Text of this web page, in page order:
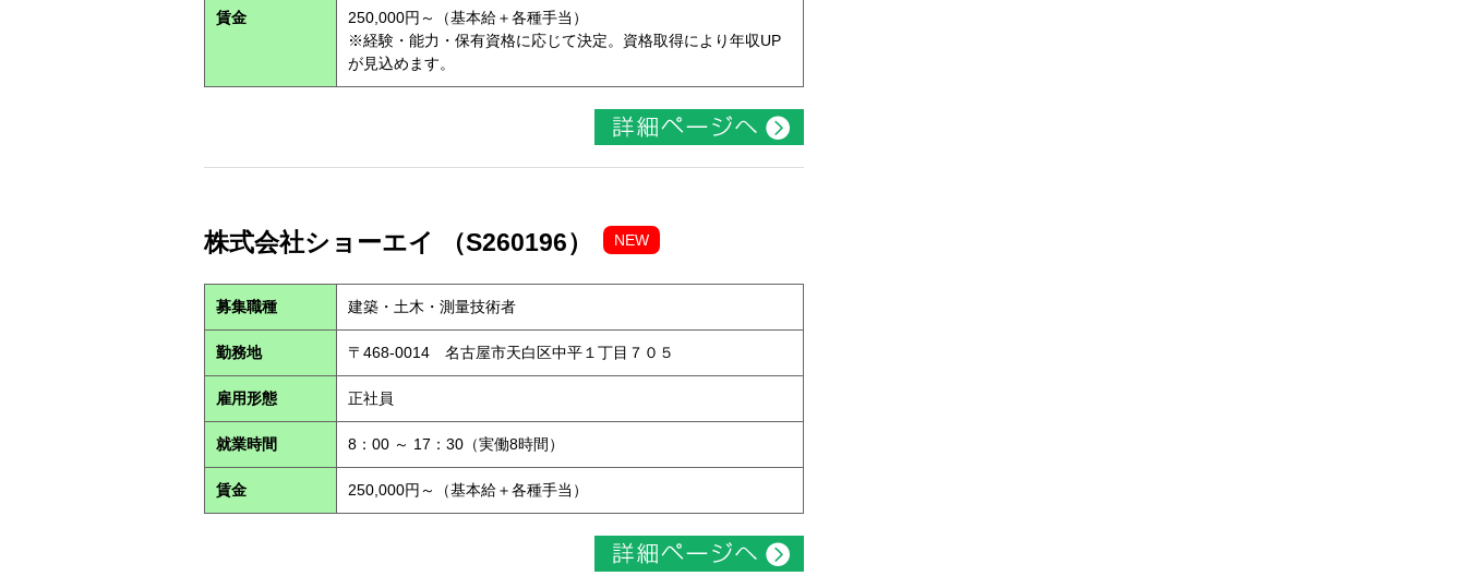
賃金
250,000円～（基本給＋各種手当）
※経験・能力・保有資格に応じて決定。資格取得により年収UP
が見込めます。
株式会社ショーエイ （S260196） NEW
募集職種 建築・土木・測量技術者
勤務地 〒468-0014 名古屋市天白区中平１丁目７０５
雇用形態 正社員
就業時間 8：00 ～ 17：30（実働8時間）
賃金 250,000円～（基本給＋各種手当）